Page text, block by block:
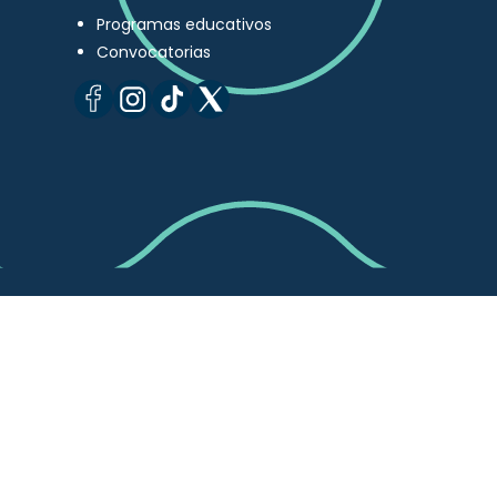
Programas educativos
Convocatorias